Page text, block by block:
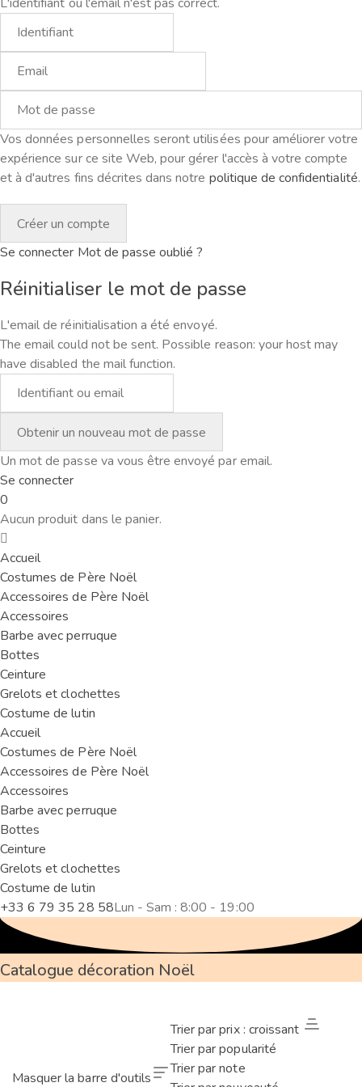
Vos données personnelles seront utilisées pour améliorer votre
expérience sur ce site Web, pour gérer l'accès à votre compte
et à d'autres fins décrites dans notre politique de confidentialité.
Se connecter Mot de passe oublié ?
Réinitialiser le mot de passe
L'email de réinitialisation a été envoyé.
The email could not be sent. Possible reason: your host may
have disabled the mail function.
Un mot de passe va vous être envoyé par email.
Se connecter
0
Aucun produit dans le panier.
Accueil
Costumes de Père Noël
Accessoires de Père Noël
Accessoires
Barbe avec perruque
Bottes
Ceinture
Grelots et clochettes
Costume de lutin
Accueil
Costumes de Père Noël
Accessoires de Père Noël
Accessoires
Barbe avec perruque
Bottes
Ceinture
Grelots et clochettes
Costume de lutin
+33 6 79 35 28 58Lun - Sam : 8:00 - 19:00
Catalogue décoration Noël
Masquer la barre d'outils
Trier par prix : croissant
Trier par popularité
Trier par note